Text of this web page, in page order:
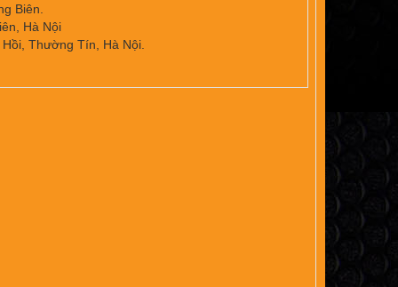
Biên.
Hà Nội
Thường Tín, Hà Nội.